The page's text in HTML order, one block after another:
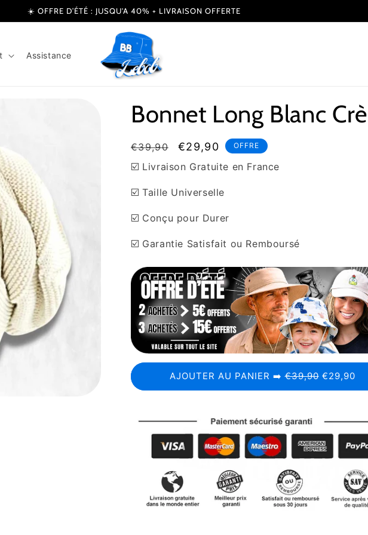
☀️ OFFRE D’ÉTÉ : JUSQU'A 40% + LIVRAISON OFFERTE
Assistance
Bonnet Long Blanc
Prix
habituel
€39,90
Prix
soldé
€29,90 OFFRE
☑️ Livraison Gratuite en France
☑️ Taille Universelle
☑️ Conçu pour Durer
☑️ Garantie Satisfait ou Remboursé
AJOUTER AU PANIER ➡️€39,90 €29,90